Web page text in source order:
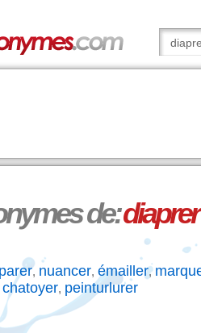
de:diaprer
parer, nuancer, émailler,
chatoyer, peinturlurer